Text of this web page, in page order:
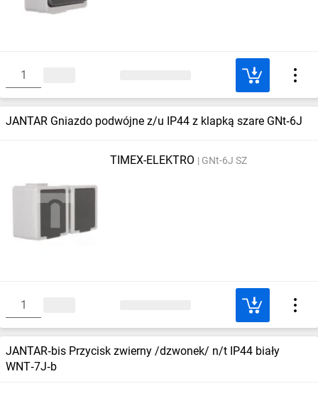
JANTAR Gniazdo podwójne z/u IP44 z klapką szare GNt‑6J
TIMEX-ELEKTRO GNt-6J SZ
JANTAR‑bis Przycisk zwierny /dzwonek/ n/t IP44 biały
WNT‑7J‑b